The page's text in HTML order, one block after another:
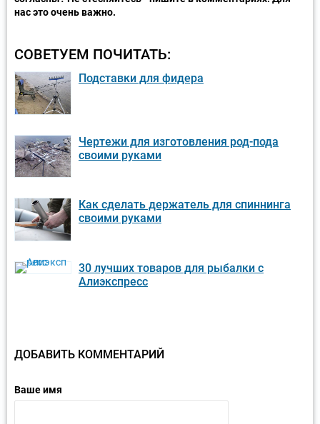
нас это очень важно.
СОВЕТУЕМ ПОЧИТАТЬ:
Подставки для фидера
Чертежи для изготовления род-пода
своими руками
Как сделать держатель для спиннинга
своими руками
30 лучших товаров для рыбалки с
Алиэкспресс
ДОБАВИТЬ КОММЕНТАРИЙ
Ваше имя